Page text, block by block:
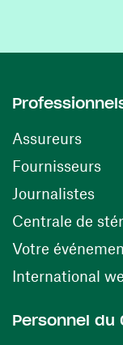
Assureurs
Fournisseurs
Journalistes
Centrale de
Votre
International
Personnel du